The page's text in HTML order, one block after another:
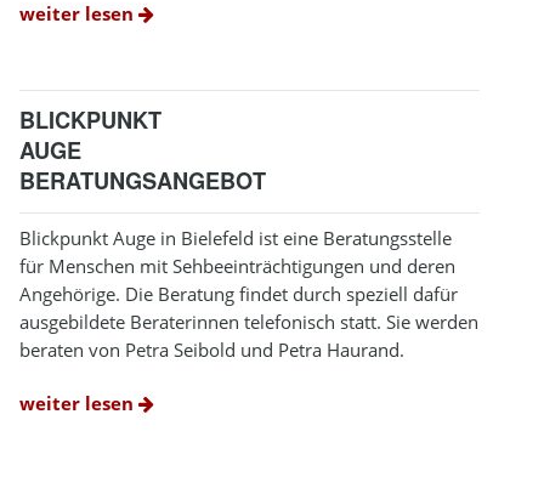
weiter lesen
BLICKPUNKT
AUGE
BERATUNGSANGEBOT
Blickpunkt Auge in Bielefeld ist eine Beratungsstelle
für Menschen mit Sehbeeinträchtigungen und deren
Angehörige. Die Beratung findet durch speziell dafür
ausgebildete Beraterinnen telefonisch statt. Sie werden
beraten von Petra Seibold und Petra Haurand.
weiter lesen